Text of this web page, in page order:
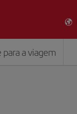
para a viagem